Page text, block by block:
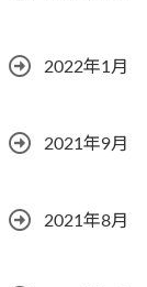
2022年1月
2021年9月
2021年8月